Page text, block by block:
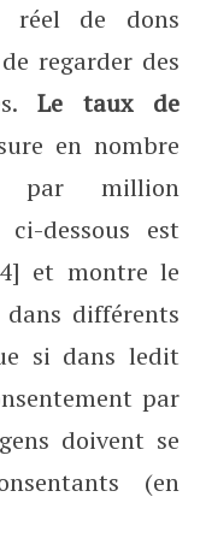
réel de dons
regarder des
Le taux de
en nombre
par million
dessous est
et montre le
différents
si dans ledit
par
doivent se
(en